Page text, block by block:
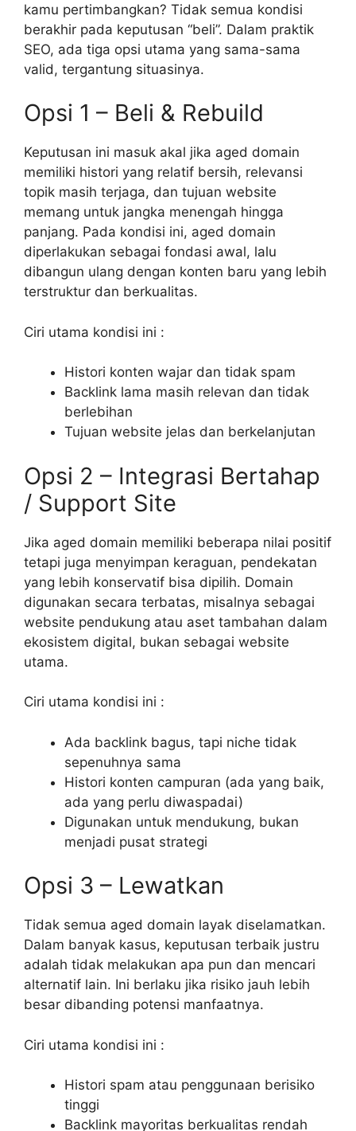
kamu pertimbangkan? Tidak semua kondisi
berakhir pada keputusan “beli”. Dalam praktik
SEO, ada tiga opsi utama yang sama-sama
valid, tergantung situasinya.
Opsi 1 – Beli & Rebuild
Keputusan ini masuk akal jika aged domain
memiliki histori yang relatif bersih, relevansi
topik masih terjaga, dan tujuan website
memang untuk jangka menengah hingga
panjang. Pada kondisi ini, aged domain
diperlakukan sebagai fondasi awal, lalu
dibangun ulang dengan konten baru yang lebih
terstruktur dan berkualitas.
Ciri utama kondisi ini :
Histori konten wajar dan tidak spam
Backlink lama masih relevan dan tidak
berlebihan
Tujuan website jelas dan berkelanjutan
Opsi 2 – Integrasi Bertahap
/ Support Site
Jika aged domain memiliki beberapa nilai positif
tetapi juga menyimpan keraguan, pendekatan
yang lebih konservatif bisa dipilih. Domain
digunakan secara terbatas, misalnya sebagai
website pendukung atau aset tambahan dalam
ekosistem digital, bukan sebagai website
utama.
Ciri utama kondisi ini :
Ada backlink bagus, tapi niche tidak
sepenuhnya sama
Histori konten campuran (ada yang baik,
ada yang perlu diwaspadai)
Digunakan untuk mendukung, bukan
menjadi pusat strategi
Opsi 3 – Lewatkan
Tidak semua aged domain layak diselamatkan.
Dalam banyak kasus, keputusan terbaik justru
adalah tidak melakukan apa pun dan mencari
alternatif lain. Ini berlaku jika risiko jauh lebih
besar dibanding potensi manfaatnya.
Ciri utama kondisi ini :
Histori spam atau penggunaan berisiko
tinggi
Backlink mayoritas berkualitas rendah